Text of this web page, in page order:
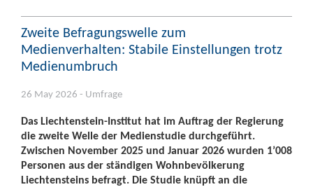
Zweite Befragungswelle zum
Medienverhalten: Stabile Einstellungen trotz
Medienumbruch
26 May 2026 - Umfrage
Das Liechtenstein-Institut hat im Auftrag der Regierung
die zweite Welle der Medienstudie durchgeführt.
Zwischen November 2025 und Januar 2026 wurden 1’008
Personen aus der ständigen Wohnbevölkerung
Liechtensteins befragt. Die Studie knüpft an die